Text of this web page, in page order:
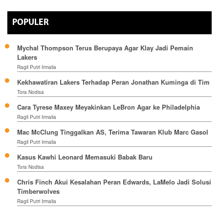
POPULER
Mychal Thompson Terus Berupaya Agar Klay Jadi Pemain
Lakers
Ragil Putri Irmalia
Kekhawatiran Lakers Terhadap Peran Jonathan Kuminga di Tim
Tora Nodisa
Cara Tyrese Maxey Meyakinkan LeBron Agar ke Philadelphia
Ragil Putri Irmalia
Mac McClung Tinggalkan AS, Terima Tawaran Klub Marc Gasol
Ragil Putri Irmalia
Kasus Kawhi Leonard Memasuki Babak Baru
Tora Nodisa
Chris Finch Akui Kesalahan Peran Edwards, LaMelo Jadi Solusi
Timberwolves
Ragil Putri Irmalia